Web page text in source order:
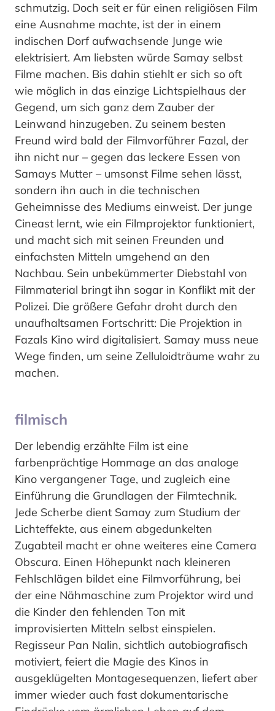
schmutzig. Doch seit er für einen religiösen Film
eine Ausnahme machte, ist der in einem
indischen Dorf aufwachsende Junge wie
elektrisiert. Am liebsten würde Samay selbst
Filme machen. Bis dahin stiehlt er sich so oft
wie möglich in das einzige Lichtspielhaus der
Gegend, um sich ganz dem Zauber der
Leinwand hinzugeben. Zu seinem besten
Freund wird bald der Filmvorführer Fazal, der
ihn nicht nur – gegen das leckere Essen von
Samays Mutter – umsonst Filme sehen lässt,
sondern ihn auch in die technischen
Geheimnisse des Mediums einweist. Der junge
Cineast lernt, wie ein Filmprojektor funktioniert,
und macht sich mit seinen Freunden und
einfachsten Mitteln umgehend an den
Nachbau. Sein unbekümmerter Diebstahl von
Filmmaterial bringt ihn sogar in Konflikt mit der
Polizei. Die größere Gefahr droht durch den
unaufhaltsamen Fortschritt: Die Projektion in
Fazals Kino wird digitalisiert. Samay muss neue
Wege finden, um seine Zelluloidträume wahr zu
machen.
filmisch
Der lebendig erzählte Film ist eine
farbenprächtige Hommage an das analoge
Kino vergangener Tage, und zugleich eine
Einführung die Grundlagen der Filmtechnik.
Jede Scherbe dient Samay zum Studium der
Lichteffekte, aus einem abgedunkelten
Zugabteil macht er ohne weiteres eine Camera
Obscura. Einen Höhepunkt nach kleineren
Fehlschlägen bildet eine Filmvorführung, bei
der eine Nähmaschine zum Projektor wird und
die Kinder den fehlenden Ton mit
improvisierten Mitteln selbst einspielen.
Regisseur Pan Nalin, sichtlich autobiografisch
motiviert, feiert die Magie des Kinos in
ausgeklügelten Montagesequenzen, liefert aber
immer wieder auch fast dokumentarische